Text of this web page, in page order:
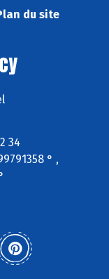
du site
34
° ,